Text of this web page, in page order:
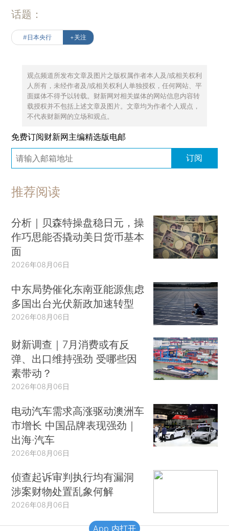
话题：
#日本央行 +关注
观点频道所发布文章及图片之版权属作者本人及/或相关权利
人所有，未经作者及/或相关权利人单独授权，任何网站、平
面媒体不得予以转载。财新网对相关媒体的网站信息内容转
载授权并不包括上述文章及图片。文章均为作者个人观点，
不代表财新网的立场和观点。
免费订阅财新网主编精选版电邮
订阅
推荐阅读
分析｜贝森特操盘稳日元，操
作巧思能否撬动美日货币基本
面
2026年08月06日
中东局势催化东南亚能源焦虑
多国出台光伏新政加速转型
2026年08月06日
财新调查｜7月消费或有反
弹、出口维持强劲 受哪些因
素带动？
2026年08月06日
电动汽车需求高涨驱动澳洲车
市增长 中国品牌表现强劲｜
出海·汽车
2026年08月06日
侦查起诉审判执行均有漏洞
涉案财物处置乱象何解
2026年08月06日
App 内打开